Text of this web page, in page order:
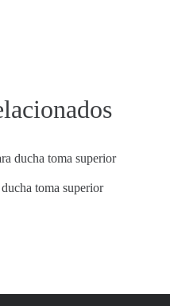
toma superior